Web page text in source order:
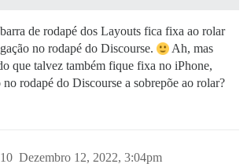
de rodapé dos Layouts fica fixa ao rolar
no rodapé do Discourse.
Ah, mas
que talvez também fique fixa no iPhone,
no rodapé do Discourse a sobrepõe ao rolar?
Dezembro 12, 2022, 3:04pm
10